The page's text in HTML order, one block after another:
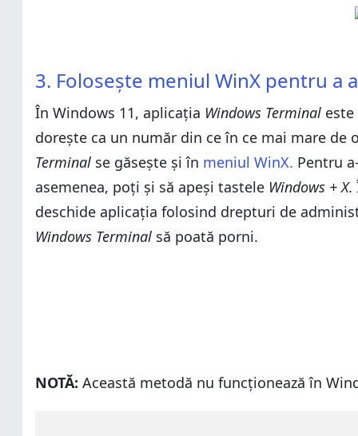
3. Folosește meniul WinX pentru a
În Windows 11, aplicația Windows Terminal
dorește ca un număr din ce în ce mai mare de
Terminal se găsește și în meniul WinX. Pentru
asemenea, poți și să apeși tastele Windows + X.
deschide aplicația folosind drepturi de
Windows Terminal să poată porni.
NOTĂ: Această metodă nu funcționează în